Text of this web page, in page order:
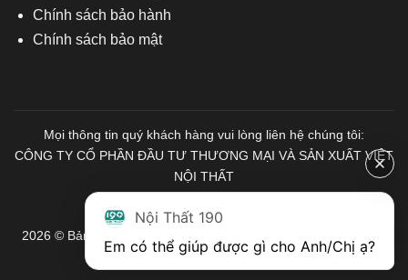
Chính sách bảo hành
Chính sách bảo mật
Mọi thông tin quý khách hàng vui lòng liên hệ chúng tôi:
CÔNG TY CỔ PHẦN ĐẦU TƯ THƯƠNG MẠI VÀ SẢN XUẤT VIỆT
NỘI THẤT
Mã số Thuế: 0103671313
2026 © Bản quyền thuộc về Nội Thất 190. Mọi quyền được bảo
lưu.
Nội Thất 190